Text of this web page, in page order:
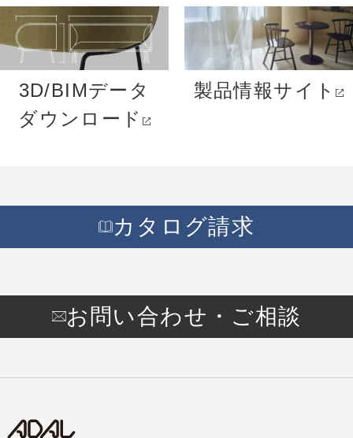
3D/BIMデータ
ダウンロード
製品情報サイト
カタログ請求
お問い合わせ・ご相談